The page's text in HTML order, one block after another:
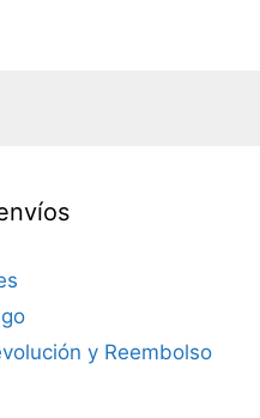
y Reembolso